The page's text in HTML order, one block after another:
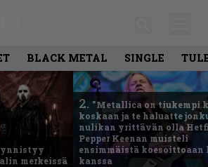
BLACK METAL SINGLE
merkeissä
2. ”Metallica on tiukempi
koskaan ja te haluatte
nulikan yrittävän olla
Pepper Keenan muisteli
ensimmäistä
kanssa